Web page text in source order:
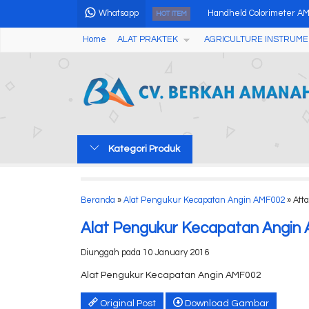
Whatsapp HOT ITEM Handheld Colorimeter
Digital Oxygen Bomb
Alat Pengukur Kadar Air
Pengukur Karbon
Home ALAT PRAKTEK AGRICULTURE
Kategori Produk
Beranda » Alat Pengukur Kecapatan Angin AMF002 »
Alat Pengukur Kecapatan Angin
Diunggah pada 10 January 2016
Alat Pengukur Kecapatan Angin AMF002
Original Post Download Gambar